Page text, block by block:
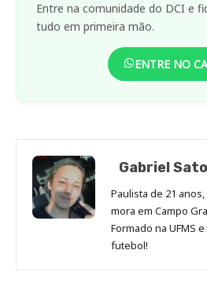
Entre na comunidade do DCI e
tudo em primeira mão.
ENTRE NO
Gabriel Sato
Paulista de 21
mora em Campo
Formado na UFMS
futebol!